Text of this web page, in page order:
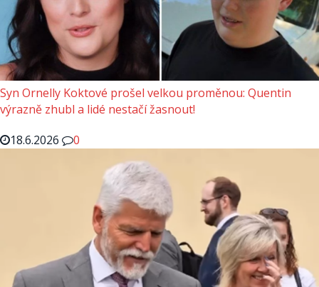
Syn Ornelly Koktové prošel velkou proměnou: Quentin
výrazně zhubl a lidé nestačí žasnout!
18.6.2026
0